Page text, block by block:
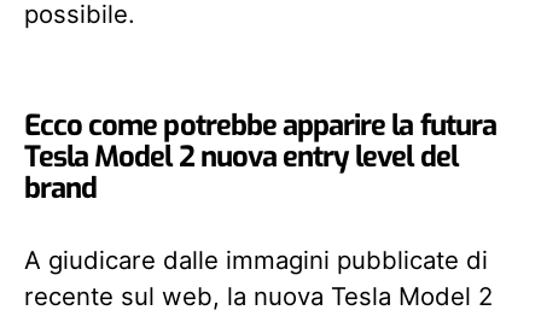
possibile.
Ecco come potrebbe apparire la futura
Tesla Model 2 nuova entry level del
brand
A giudicare dalle immagini pubblicate di
recente sul web, la nuova Tesla Model 2